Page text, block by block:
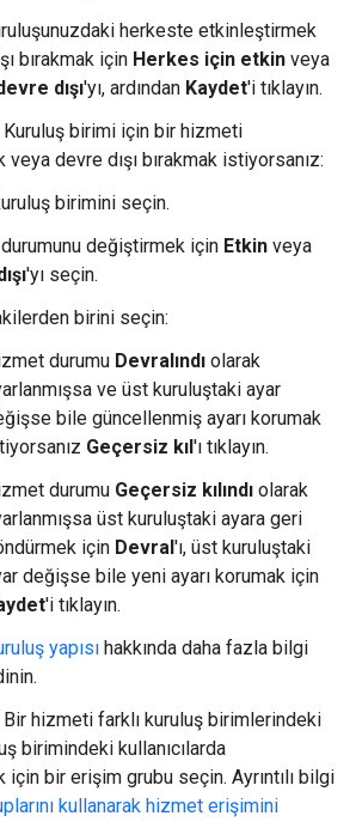
herkeste etkinleştirmek
bırakmak için Herkes için etkin veya
dışı'yı, ardından Kaydet'i tıklayın.
Kuruluş birimi için bir hizmeti
devre dışı bırakmak istiyorsanız:
birimini seçin.
değiştirmek için Etkin veya
'yı seçin.
birini seçin:
durumu Devralındı olarak
ve üst kuruluştaki ayar
bile güncellenmiş ayarı korumak
Geçersiz kıl'ı tıklayın.
durumu Geçersiz kılındı olarak
üst kuruluştaki ayara geri
için Devral'ı, üst kuruluştaki
değişse bile yeni ayarı korumak için
'i tıklayın.
yapısı hakkında daha fazla bilgi
hizmeti farklı kuruluş birimlerindeki
birimindeki kullanıcılarda
bir erişim grubu seçin. Ayrıntılı bilgi
kullanarak hizmet erişimini